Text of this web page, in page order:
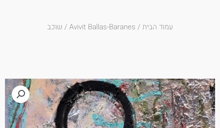
עמוד הבית/
Avivit Ballas-Baranes/ שוכב